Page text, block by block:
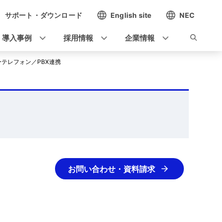
サポート・ダウンロード English site NEC
導入事例 採用情報 企業情報
テレフォン／PBX連携
お問い合わせ・資料請求